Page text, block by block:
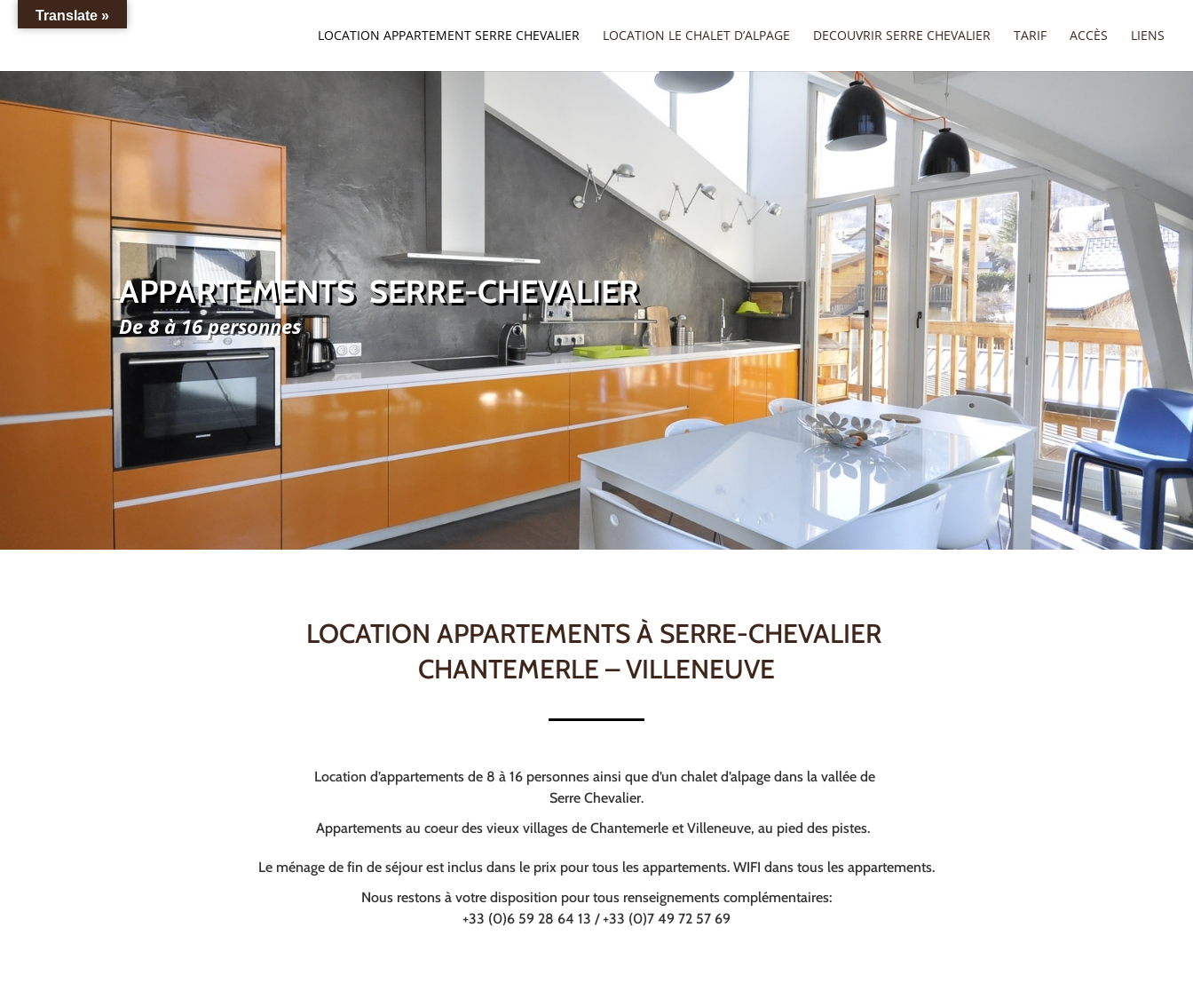
LOCATION APPARTEMENT SERRE CHEVALIER LOCATION LE CHALET D’ALPAGE DECOUVRIR SERRE CHEVALIER TARIF ACCÈS LIENS
APPARTEMENTS SERRE-CHEVALIER
De 8 à 16 personnes
LOCATION APPARTEMENTS À SERRE-CHEVALIER
CHANTEMERLE – VILLENEUVE
Location d’appartements de 8 à 16 personnes ainsi que d’un chalet d’alpage dans la vallée de
Serre Chevalier.
Appartements au coeur des vieux villages de Chantemerle et Villeneuve, au pied des pistes.
Le ménage de fin de séjour est inclus dans le prix pour tous les appartements. WIFI dans tous les appartements.
Nous restons à votre disposition pour tous renseignements complémentaires:
+33 (0)6 59 28 64 13 / +33 (0)7 49 72 57 69
Translate »